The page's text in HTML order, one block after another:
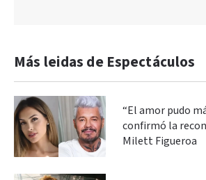
Más leidas de Espectáculos
“El amor pudo
confirmó la
Milett Figueroa